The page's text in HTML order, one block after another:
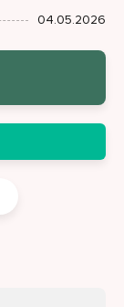
04.05.2026